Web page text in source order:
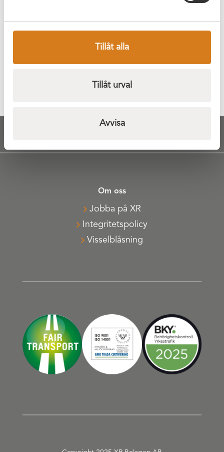
Tillåt alla
Tillåt urval
Avvisa
Av:Elin Swärd
Om oss
Jobba på XR
Integritetspolicy
Visselblåsning